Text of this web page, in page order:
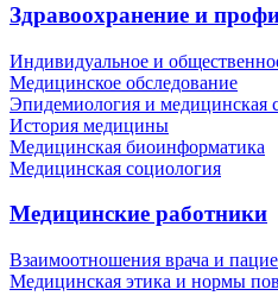
Здравоохранение и
Индивидуальное и
Медицинское обследование
Эпидемиология и медицинская
История медицины
Медицинская биоинформатика
Медицинская социология
Медицинские работники
Взаимоотношения врача и
Медицинская этика и нормы